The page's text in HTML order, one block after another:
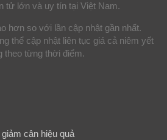
tử lớn và uy tín tại Việt Nam.
hơn so với lần cập nhật gần nhất.
thể cập nhật liên tục giá cả niêm yết
theo từng thời điểm.
cân hiệu quả